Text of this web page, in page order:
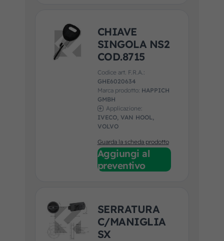
CHIAVE
SINGOLA NS2
COD.8715
Codice art. F.R.A.:
GHE6020634
Marca prodotto: HAPPICH
GMBH
Applicazione:
IVECO, VAN HOOL,
VOLVO
Guarda la scheda prodotto
Aggiungi al
preventivo
SERRATURA
C/MANIGLIA
SX